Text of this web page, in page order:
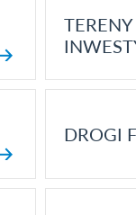
TERENY
DROGI